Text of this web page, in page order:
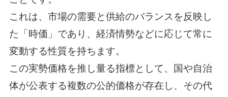
これは、市場の需要と供給のバランスを反映し
た「時価」であり、経済情勢などに応じて常に
変動する性質を持ちます。
この実勢価格を推し量る指標として、国や自治
体が公表する複数の公的価格が存在し、その代